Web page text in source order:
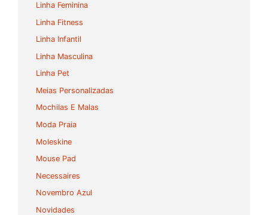
Linha Feminina
Linha Fitness
Linha Infantil
Linha Masculina
Linha Pet
Meias Personalizadas
Mochilas E Malas
Moda Praia
Moleskine
Mouse Pad
Necessaires
Novembro Azul
Novidades